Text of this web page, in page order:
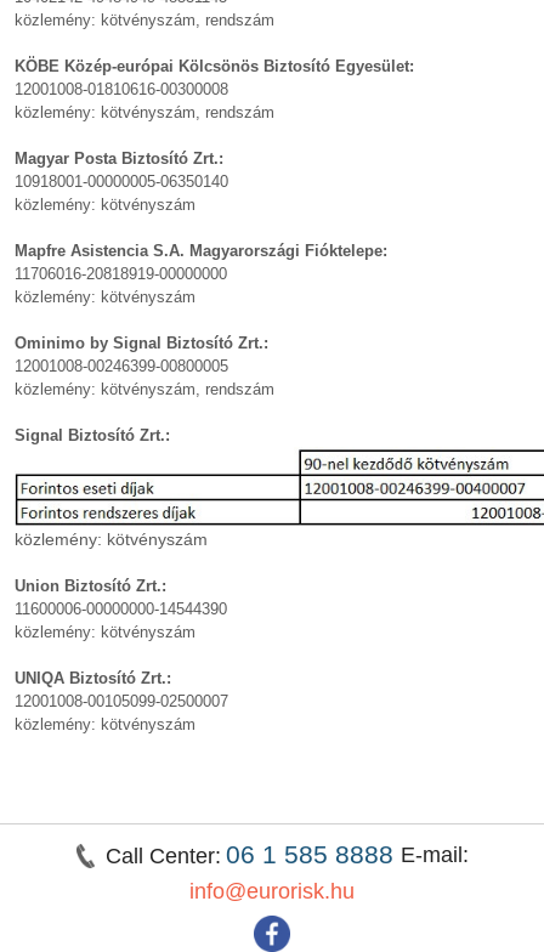
közlemény: kötvényszám, rendszám
KÖBE Közép-európai Kölcsönös Biztosító Egyesület:
12001008-01810616-00300008
közlemény: kötvényszám, rendszám
Magyar Posta Biztosító Zrt.:
10918001-00000005-06350140
közlemény: kötvényszám
Mapfre Asistencia S.A. Magyarországi Fióktelepe:
11706016-20818919-00000000
közlemény: kötvényszám
Ominimo by Signal Biztosító Zrt.:
12001008-00246399-00800005
közlemény: kötvényszám, rendszám
Signal Biztosító Zrt.:
közlemény: kötvényszám
Union Biztosító Zrt.:
11600006-00000000-14544390
közlemény: kötvényszám
UNIQA Biztosító Zrt.:
12001008-00105099-02500007
közlemény: kötvényszám
Call Center: 06 1 585 8888 E-mail:
info@eurorisk.hu